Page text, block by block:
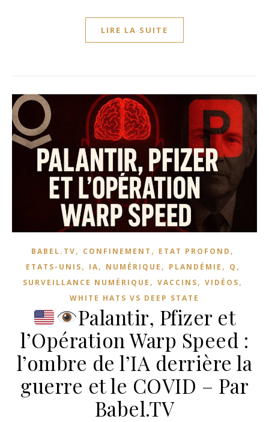
LIRE LA SUITE
BABEL.TV, CONFINEMENT , ETAT PROFOND ,
ETATS-UNIS, IA, NUMÉRIQUE , PLANDÉMIE , Q ,
SURVEILLANCE NUMÉRIQUE , VACCINS, VIDÉOS,
WHITE HATS VS DEEP STATE
Palantir, Pfizer et
l’Opération Warp Speed :
l’ombre de l’IA derrière la
guerre et le COVID – Par
Babel.TV